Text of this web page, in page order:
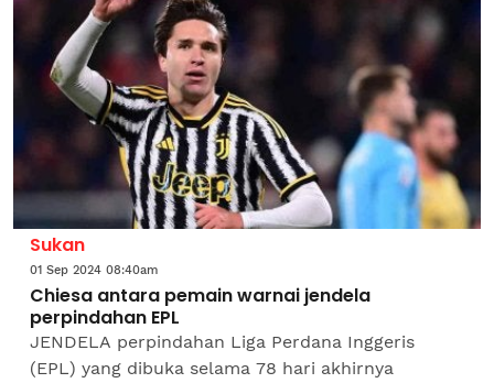
Sukan
01 Sep 2024 08:40am
Chiesa antara pemain warnai jendela
perpindahan EPL
JENDELA perpindahan Liga Perdana Inggeris
(EPL) yang dibuka selama 78 hari akhirnya